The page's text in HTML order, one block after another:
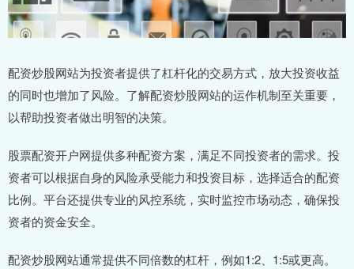
配资炒股网站为投资者提供了杠杆化的交易方式，放大投资收益
的同时也增加了风险。了解配资炒股网站的运作机制至关重要，
以帮助投资者做出明智的决策。
股票配资开户网提供多种配资方案，满足不同投资者的需求。投
资者可以根据自身的风险承受能力和投资目标，选择适合的配资
比例。平台还提供专业的风控系统，实时监控市场动态，确保投
资者的资金安全。
配资炒股网站通常提供不同倍数的杠杆，例如1:2、1:5或更高。